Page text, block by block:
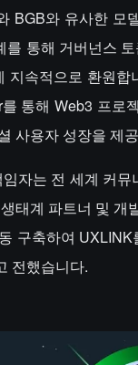
BGB와 유사한 모
를 통해 거버넌스
지속적으로 환원
통해 Web3 프로
사용자 성장을 제
자는 전 세계 커뮤
태계 파트너 및 개
구축하여 UXLINK
전했습니다.